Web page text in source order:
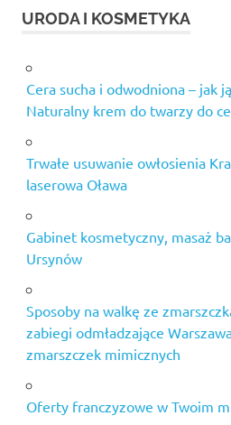
URODA I KOSMETYKA
Cera sucha i odwodniona – jak
Naturalny krem do twarzy do
Trwałe usuwanie owłosienia
laserowa Oława
Gabinet kosmetyczny, masaż
Ursynów
Sposoby na walkę ze
zabiegi odmładzające
zmarszczek mimicznych
Oferty franczyzowe w Twoim